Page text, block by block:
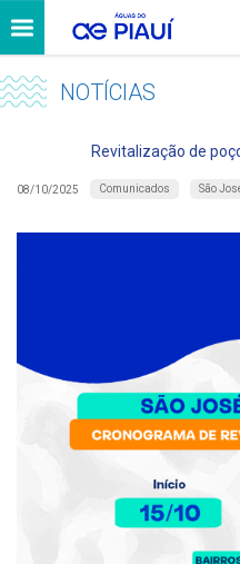
NOTÍCIAS
Revitalização de
08/10/2025 Comunicados São